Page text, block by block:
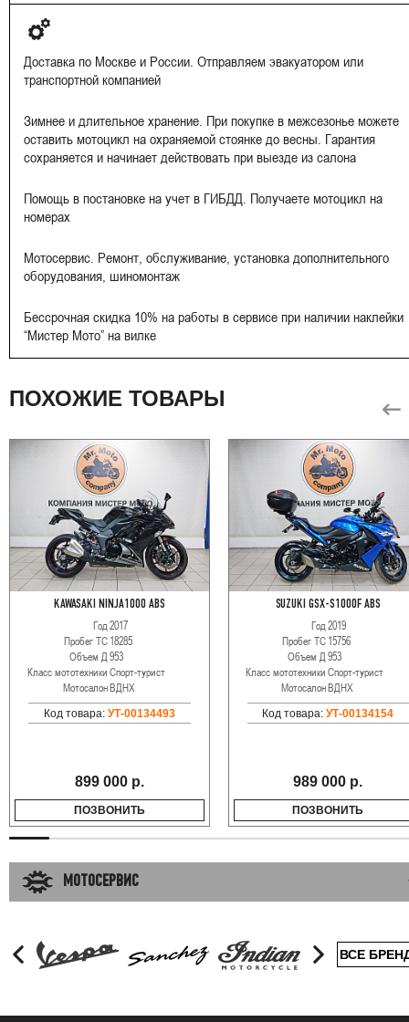
Доставка по Москве и России. Отправляем эвакуатором или
транспортной компанией
Зимнее и длительное хранение. При покупке в межсезонье можете
оставить мотоцикл на охраняемой стоянке до весны. Гарантия
сохраняется и начинает действовать при выезде из салона
Помощь в постановке на учет в ГИБДД. Получаете мотоцикл на
номерах
Мотосервис. Ремонт, обслуживание, установка дополнительного
оборудования, шиномонтаж
Бессрочная скидка 10% на работы в сервисе при наличии наклейки
“Мистер Мото” на вилке
ПОХОЖИЕ ТОВАРЫ
KAWASAKI NINJA1000 ABS
Год2017
Пробег ТС 18285
Объем Д953
Класс мототехникиСпорт-турист
МотосалонВДНХ
Код товара: УТ-00134493
899 000 р.
ПОЗВОНИТЬ
SUZUKI GSX-S1000F ABS
Год2019
Пробег ТС15756
Объем Д953
Класс мототехники Спорт-турист
МотосалонВДНХ
Код товара:УТ-00134154
989 000 р.
ПОЗВОНИТЬ
МОТОСЕРВИС
ВСЕ